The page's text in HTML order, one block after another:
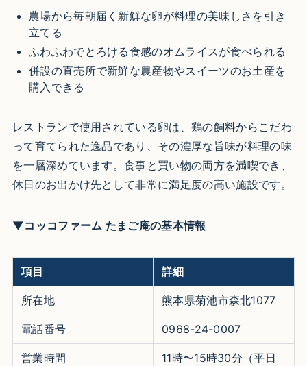
農場から毎朝届く新鮮な卵が料理の美味しさを引き
立てる
ふわふわでとろける食感のオムライスが食べられる
併設の直売所で新鮮な農産物やスイーツのお土産を
購入できる
レストランで使用されている卵は、鶏の飼料からこだわ
って育てられた逸品であり、その濃厚な旨味が料理の味
を一層深めています。食事と買い物の両方を満喫でき、
休日のお出かけ先として非常に満足度の高い施設です。
▼コッコファーム たまご庵の基本情報
項目 詳細
所在地 熊本県菊池市森北1077
電話番号 0968-24-0007
営業時間
11時〜15時30分（平日